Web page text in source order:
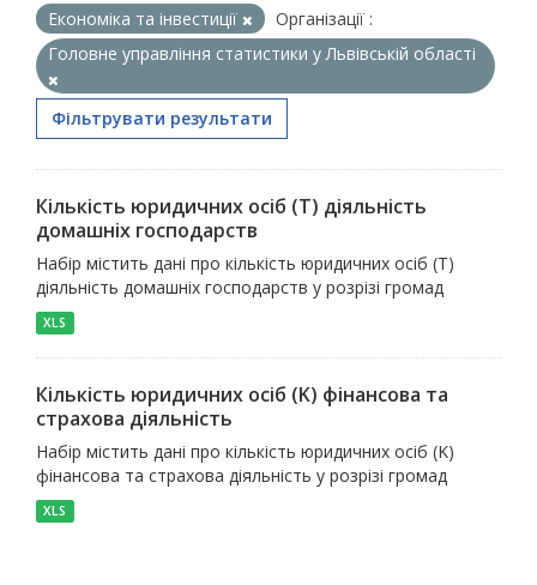
Економіка та інвестиції
Організації :
Головне управління статистики у Львівській області
Фільтрувати результати
Кількість юридичних осіб (T) діяльність
домашніх господарств
Набір містить дані про кількість юридичних осіб (T)
діяльність домашніх господарств у розрізі громад
XLS
Кількість юридичних осіб (K) фінансова та
страхова діяльність
Набір містить дані про кількість юридичних осіб (K)
фінансова та страхова діяльність у розрізі громад
XLS